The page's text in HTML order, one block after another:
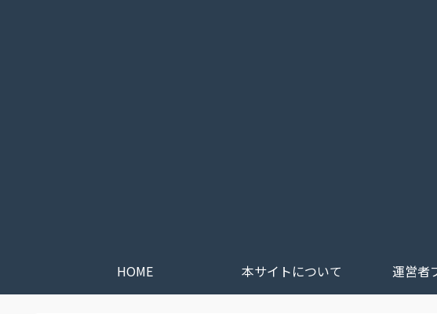
HOME 本サイトについて 運営者